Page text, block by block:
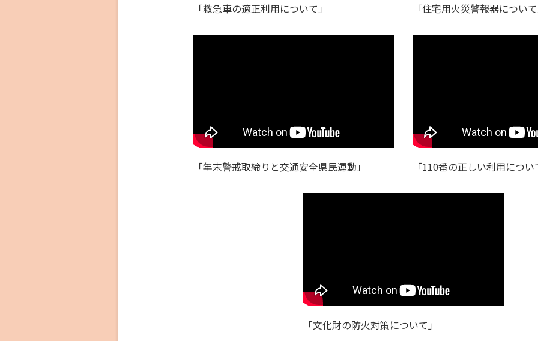
「救急車の適正利用について」 「住宅用火災警報器につい
「年末警戒取締りと交通安全県民運動」 「110番の正しい利用につい
「文化財の防火対策について」